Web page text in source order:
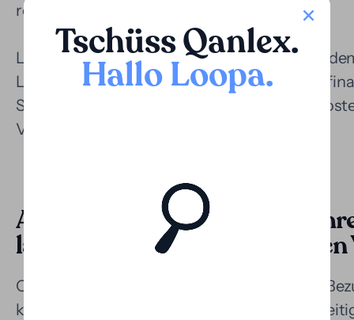
Tschüss Qanlex.
Hallo Loopa.
relevant ist.
Loopa kann in diesem Kontext eingreifen,
Lissabon oder anderen Städten des Landes
Schiedsgerichtskosten,
Verfahrenskosten abdeckt.
Anwendung in
langwierigen und
Obwohl das portugiesische Justizsystem in
können Zivil-, Handels- und